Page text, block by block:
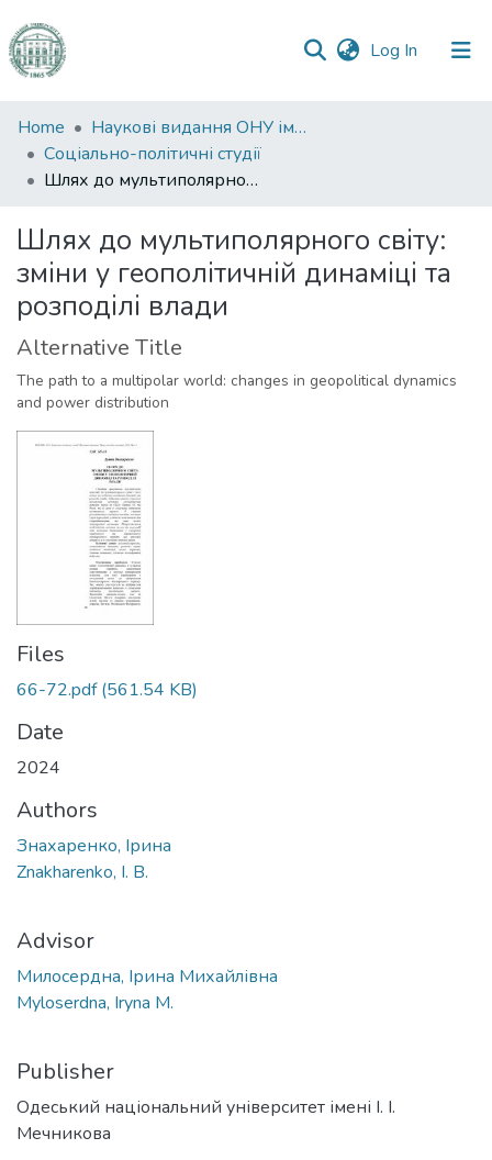
Log In (current)
Communities
&
Collections
Statistics
Home
Наукові видання ОНУ імені І. І. Мечникова
Соціально-політичні студії
Шлях до мультиполярного світу: зміни у геополітичній динаміці та розподілі влади
Шлях до мультиполярного світу:
зміни у геополітичній динаміці та
розподілі влади
Alternative Title
The path to a multipolar world: changes in geopolitical dynamics
and power distribution
Files
66-72.pdf(561.54 KB)
Date
2024
Authors
Знахаренко, Ірина
Znakharenko, I. B.
Advisor
Милосердна, Ірина Михайлівна
Myloserdna, Iryna M.
Publisher
Одеський національний університет імені І. І.
Мечникова